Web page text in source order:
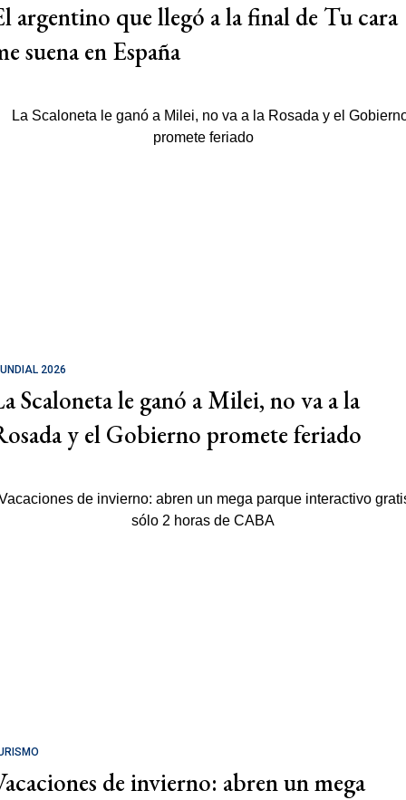
argentino que llegó a la final de Tu cara
suena en España
2026
Scaloneta le ganó a Milei, no va a la
y el Gobierno promete feriado
de invierno: abren un mega